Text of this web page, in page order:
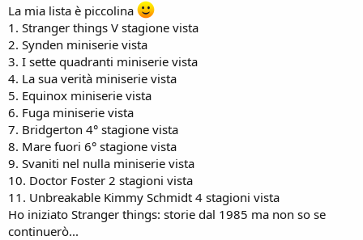
La mia lista è piccolina
1. Stranger things V stagione vista
2. Synden miniserie vista
3. I sette quadranti miniserie vista
4. La sua verità miniserie vista
5. Equinox miniserie vista
6. Fuga miniserie vista
7. Bridgerton 4° stagione vista
8. Mare fuori 6° stagione vista
9. Svaniti nel nulla miniserie vista
10. Doctor Foster 2 stagioni vista
11. Unbreakable Kimmy Schmidt 4 stagioni vista
Ho iniziato Stranger things: storie dal 1985 ma non so se
continuerò...